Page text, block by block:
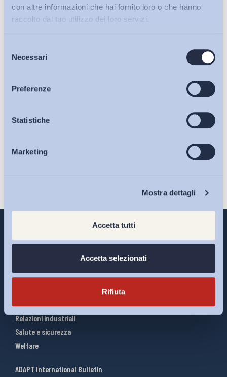
con altre informazioni che hai fornito loro o che hanno
raccolto dal tuo utilizzo dei loro servizi.
delNecessari
Preferenze
Statistiche
Marketing
Mostra dettagli
Accetta tutti
Accetta selezionati
Rifiuta
Bollettini ADAPT
Articoli
Osservatori
Eventi
sulla pagina della
Infografiche
Mercato del lavoro
Relazioni industriali
Salute e sicurezza
Welfare
ADAPT International Bulletin